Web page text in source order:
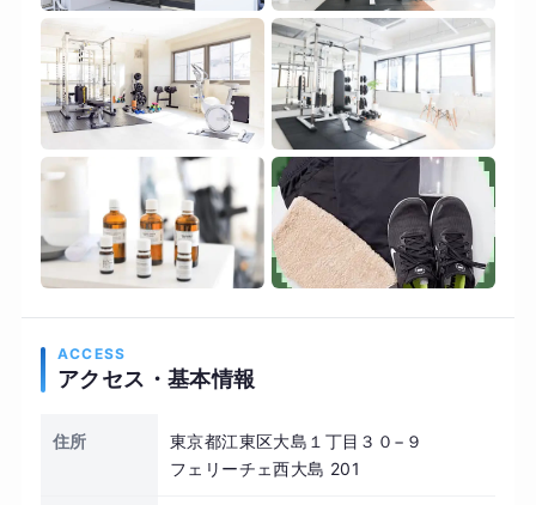
ACCESS
アクセス・基本情報
住所
東京都江東区大島１丁目３０−９
フェリーチェ西大島 201